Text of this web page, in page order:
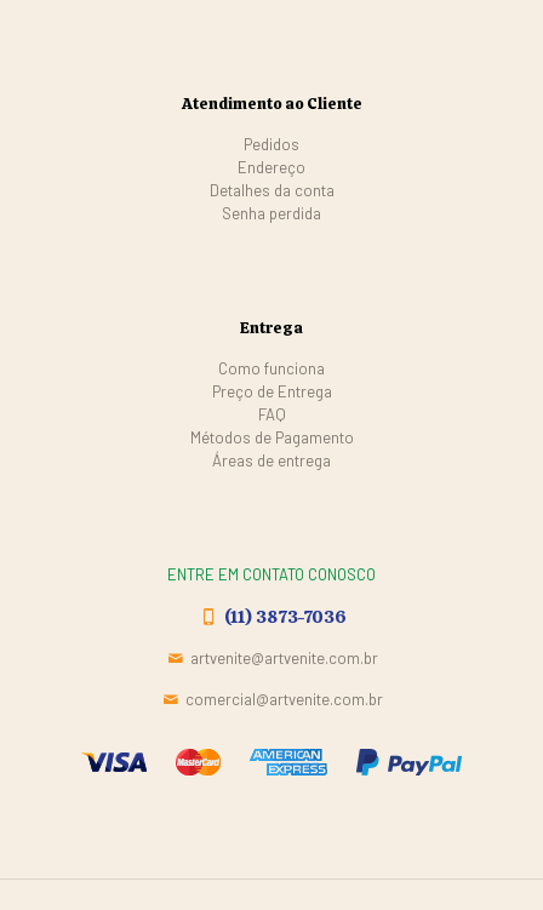
Atendimento ao Cliente
Pedidos
Endereço
Detalhes da conta
Senha perdida
Entrega
Como funciona
Preço de Entrega
FAQ
Métodos de Pagamento
Áreas de entrega
ENTRE EM CONTATO CONOSCO
(11) 3873-7036
artvenite@artvenite.com.br
comercial@artvenite.com.br